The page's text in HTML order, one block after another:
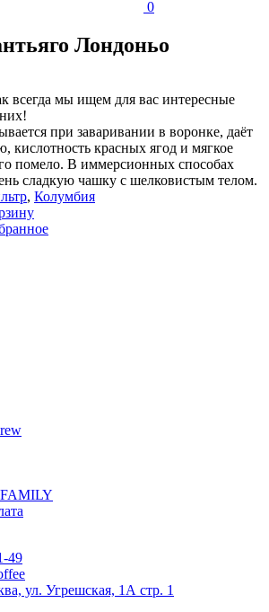
0
Лондоньо
всегда мы ищем для вас интересные
при заваривании в воронке, даёт
кислотность красных ягод и мягкое
помело. В иммерсионных способах
сладкую чашку с шелковистым телом.
, Колумбия
49
ул. Угрешская, 1А стр. 1